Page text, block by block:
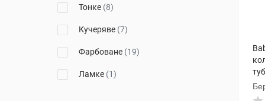
Тонке (8)
Кучеряве (7)
Фарбоване (19)
Ламке (1)